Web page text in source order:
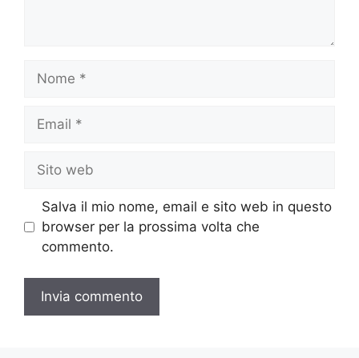
Nome
Email
Sito
web
Salva il mio nome, email e sito web in questo
browser per la prossima volta che
commento.